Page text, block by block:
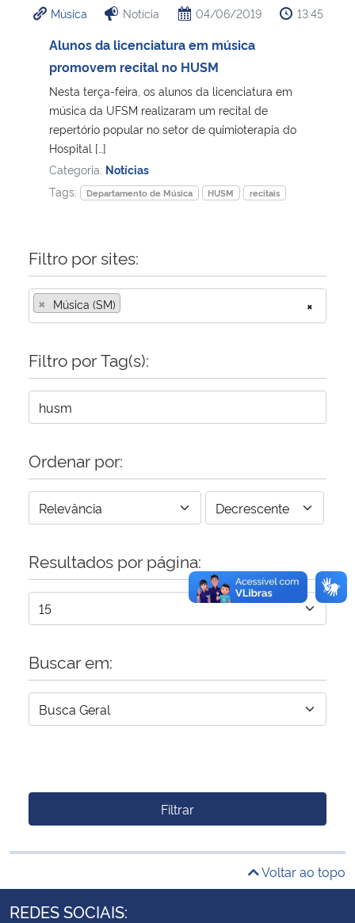
Ministério da Cidadania
Ministério de Minas e Energia
Ministério da Ciência, Tecnologia, Inovações e Comunicações
Ministério do Meio Ambiente
Ministério do Desenvolvimento Regional
Controladoria-Geral da União
Secretaria-Geral
Gabinete de Segurança Institucional
Advocacia-Geral da União
Banco Central do Brasil
Música Notícia 04/06/2019 13:45
Alunos da licenciatura em música
promovem recital no HUSM
Nesta terça-feira, os alunos da licenciatura em
música da UFSM realizaram um recital de
repertório popular no setor de quimioterapia do
Hospital […]
Categoria: Notícias
Tags:
Departamento de Música HUSM recitais
Filtro por sites:
×
× Música (SM)
Filtro por Tag(s):
Ordenar por:
Resultados por página:
Buscar em:
Filtrar
Voltar ao topo
REDES SOCIAIS: